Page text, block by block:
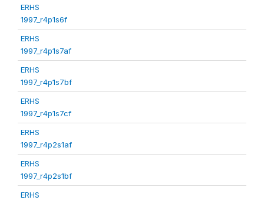
ERHS
1997_r4p1s6f
ERHS
1997_r4p1s7af
ERHS
1997_r4p1s7bf
ERHS
1997_r4p1s7cf
ERHS
1997_r4p2s1af
ERHS
1997_r4p2s1bf
ERHS